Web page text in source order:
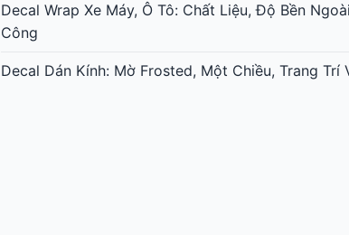
Decal Wrap Xe Máy, Ô Tô: Chất Liệu, Độ Bền
Công
Decal Dán Kính: Mờ Frosted, Một Chiều, Trang Trí